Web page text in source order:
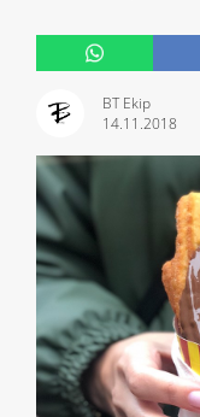
BT Ekip
14.11.2018